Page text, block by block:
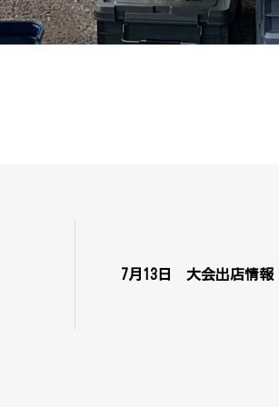
7月13日 大会出店情報